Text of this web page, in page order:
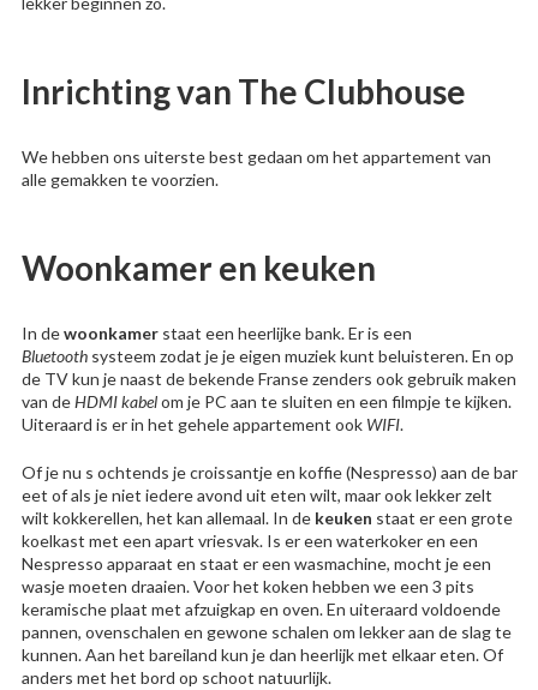
Inrichtingvan The Clubhouse
We hebben ons uiterste best gedaan om het appartement van
alle gemakken te voorzien.
Woonkamer en keuken
In dewoonkamer staat een heerlijke bank. Er is een
Bluetoothsysteem zodat je je eigen muziek kunt beluisteren. En op
de TV kun je naast de bekende Franse zenders ook gebruik maken
van deHDMI kabelom je PC aan te sluiten en een filmpje te kijken.
Uiteraard is er in het gehele appartement ook WIFI.
Of je nu s ochtends je croissantje en koffie (Nespresso) aan de bar
eet of als je niet iedere avond uit eten wilt, maar ook lekker zelt
wilt kokkerellen, het kan allemaal. In de keuken staat er een grote
koelkast met een apart vriesvak. Is er een waterkoker en een
Nespresso apparaat en staat er een wasmachine, mocht je een
wasje moeten draaien. Voor het koken hebben we een 3 pits
keramische plaat met afzuigkap en oven. En uiteraard voldoende
pannen, ovenschalen en gewone schalen om lekker aan de slag te
kunnen. Aan het bareiland kun je dan heerlijk met elkaar eten. Of
anders met het bord op schoot natuurlijk.